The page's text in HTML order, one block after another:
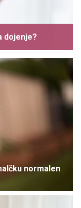
dojenje?
normalen